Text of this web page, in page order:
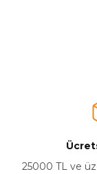
25000 TL ve